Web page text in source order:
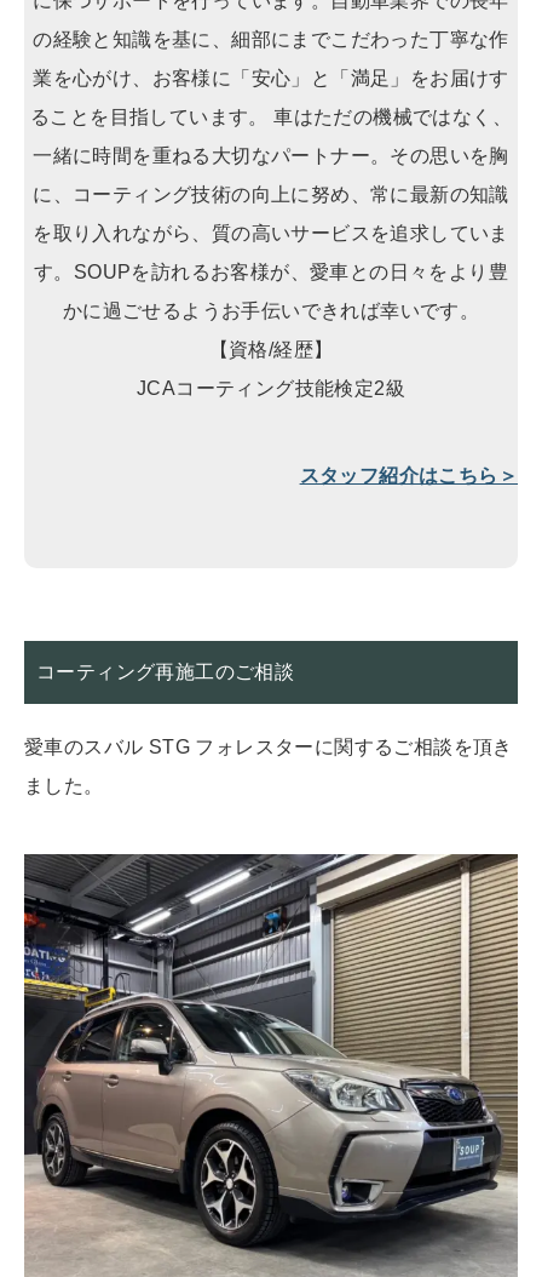
の経験と知識を基に、細部にまでこだわった丁寧な作
業を心がけ、お客様に「安心」と「満足」をお届けす
ることを目指しています。 車はただの機械ではなく、
一緒に時間を重ねる大切なパートナー。その思いを胸
に、コーティング技術の向上に努め、常に最新の知識
を取り入れながら、質の高いサービスを追求していま
す。SOUPを訪れるお客様が、愛車との日々をより豊
かに過ごせるようお手伝いできれば幸いです。
【資格/経歴】
JCAコーティング技能検定2級
スタッフ紹介はこちら＞
コーティング再施工のご相談
愛車のスバル STG フォレスターに関するご相談を頂き
ました。